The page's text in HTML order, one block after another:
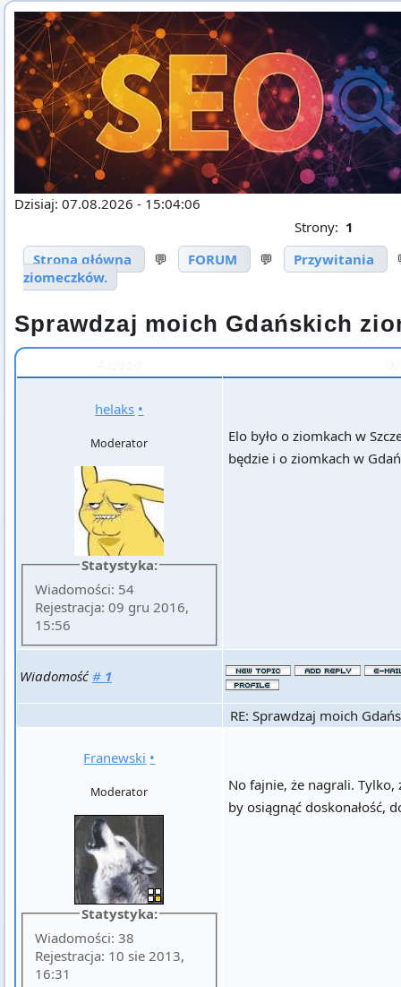
Dzisiaj: 07.08.2026 - 15:04:06
Strony: 1
Strona główna
💬 FORUM 💬 Przywitania
ziomeczków.
Sprawdzaj moich Gdańskich
helaks •
Moderator
Statystyka:
Wiadomości: 54
Rejestracja: 09 gru 2016,
15:56
Elo było o ziomkach w
będzie i o ziomkach w
Wiadomość # 1
RE: Sprawdzaj moich
Franewski •
Moderator
Statystyka:
Wiadomości: 38
Rejestracja: 10 sie 2013,
16:31
No fajnie, że nagrali. Tylko,
by osiągnąć doskonałość,